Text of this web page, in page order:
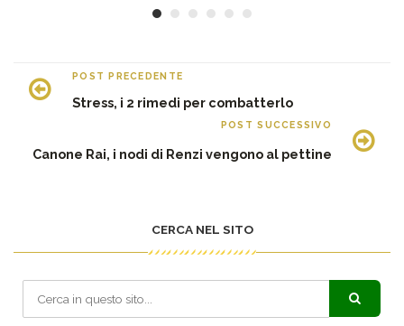
POST PRECEDENTE
Stress, i 2 rimedi per combatterlo
POST SUCCESSIVO
Canone Rai, i nodi di Renzi vengono al pettine
CERCA NEL SITO